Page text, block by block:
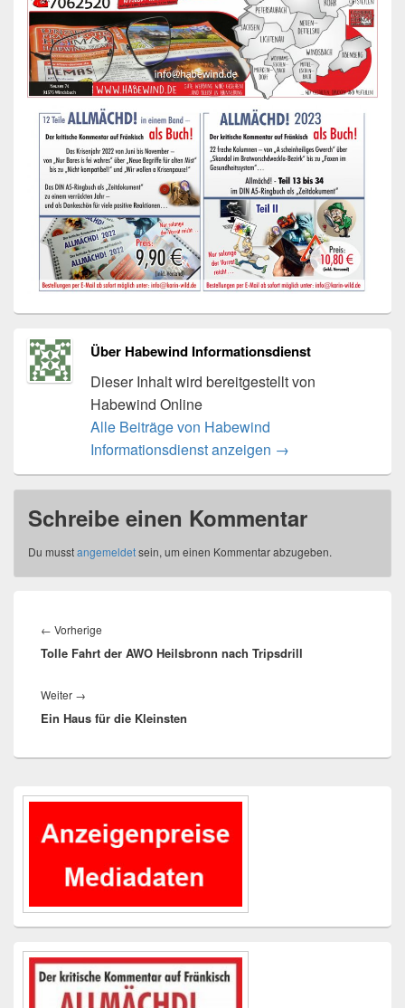
Über Habewind Informationsdienst
Dieser Inhalt wird bereitgestellt von
Habewind Online
Alle Beiträge von Habewind
Informationsdienst anzeigen →
Schreibe einen Kommentar
Du musstangemeldetsein, um einen Kommentar abzugeben.
← Vorherige
Beitrag:
Tolle Fahrt der AWO Heilsbronn nach Tripsdrill
Weiter →
Beitrag:
Ein Haus für die Kleinsten
Primärer
Widgetbereich